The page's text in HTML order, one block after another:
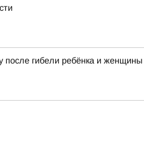
после гибели ребёнка и женщины